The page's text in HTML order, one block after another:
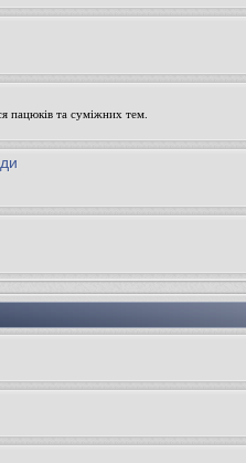
пацюків та суміжних тем.